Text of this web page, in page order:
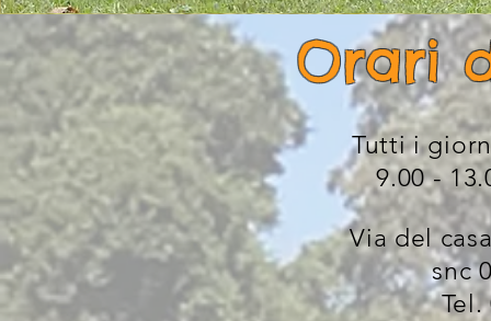
Orari
Tutti i
9.00 -
Via del
snc
Tel.